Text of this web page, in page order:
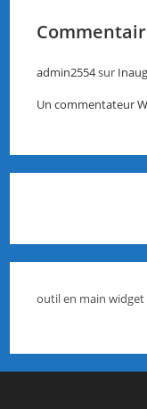
admin2554sur
Un commentateur
outil en main widget